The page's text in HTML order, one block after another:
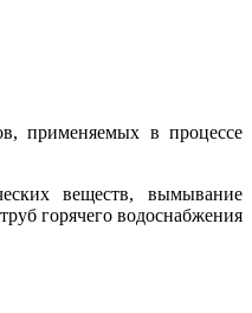
применяемых в процессе
веществ, вымывание
горячего водоснабжения